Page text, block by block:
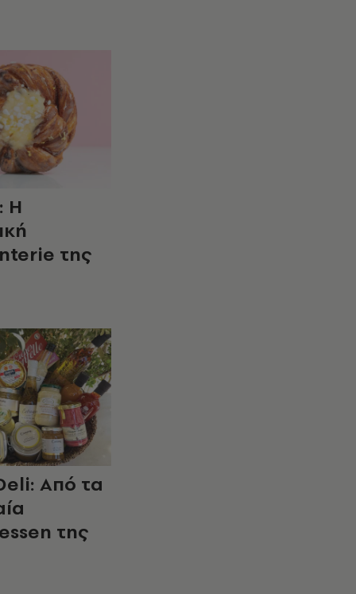
Η
της
Από τα
της